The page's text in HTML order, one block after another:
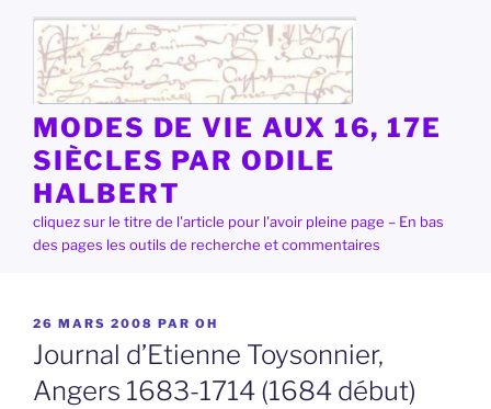
contenu
principal
MODES DE VIE AUX 16, 17E
SIÈCLES PAR ODILE
HALBERT
cliquez sur le titre de l'article pour l'avoir pleine page – En bas
des pages les outils de recherche et commentaires
PUBLIÉ
LE
26 MARS 2008 PAR OH
Journal d’Etienne Toysonnier,
Angers 1683-1714 (1684 début)